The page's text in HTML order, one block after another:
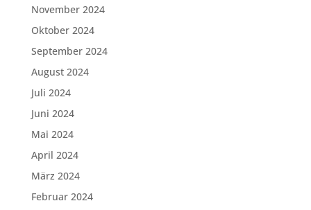
November 2024
Oktober 2024
September 2024
August 2024
Juli 2024
Juni 2024
Mai 2024
April 2024
März 2024
Februar 2024